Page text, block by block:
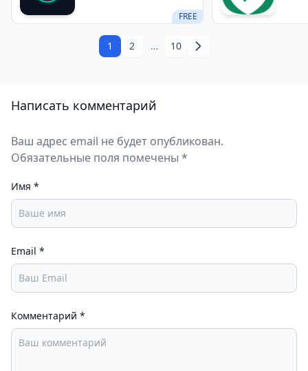
настроить поведение трафика для каждого
отдельного приложения.
FREE
1 2 … 10
Написать комментарий
Ваш адрес email не будет опубликован.
Обязательные поля помечены *
Имя *
Email *
Комментарий *